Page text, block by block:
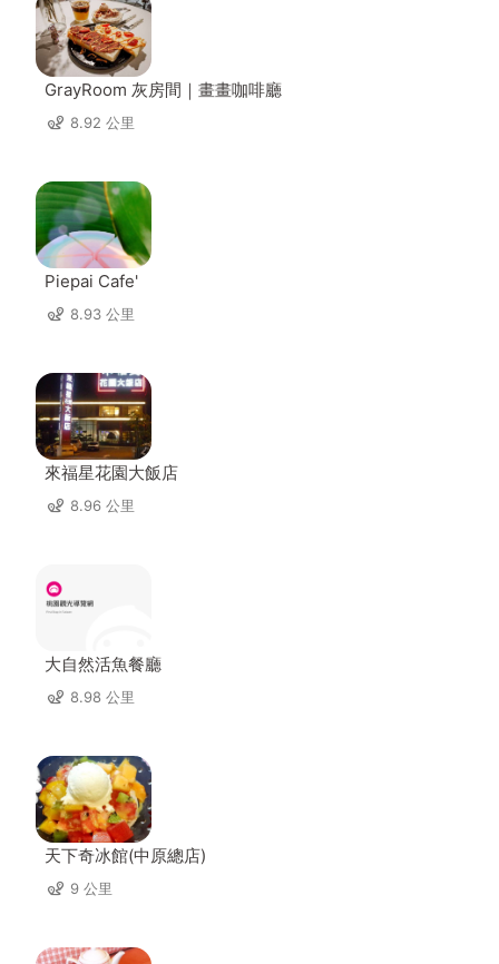
GrayRoom 灰房間｜畫畫咖啡廳
8.92 公里
Piepai Cafe'
8.93 公里
來福星花園大飯店
8.96 公里
大自然活魚餐廳
8.98 公里
天下奇冰館(中原總店)
9 公里